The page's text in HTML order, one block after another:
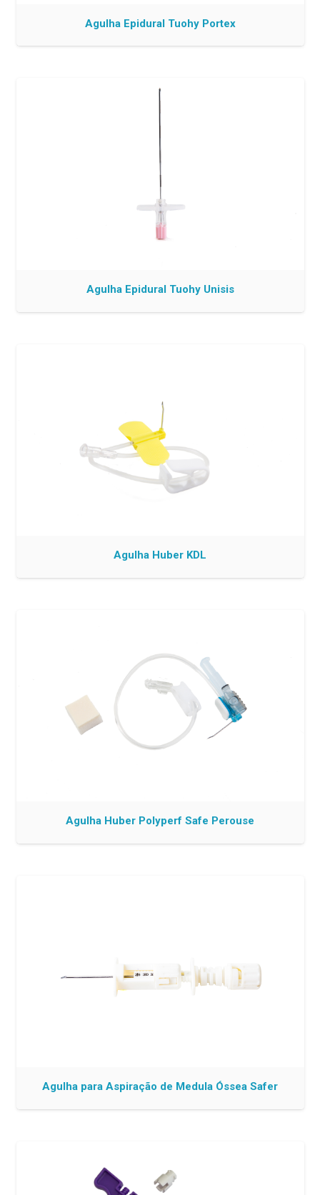
Agulha Epidural Tuohy Portex
Agulha Epidural Tuohy Unisis
Agulha Huber KDL
Agulha Huber Polyperf Safe Perouse
Agulha para Aspiração de Medula Óssea Safer